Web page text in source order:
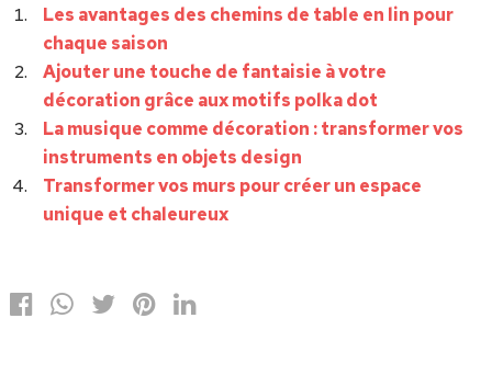
Les avantages des chemins de table en lin pour
chaque saison
Ajouter une touche de fantaisie à votre
décoration grâce aux motifs polka dot
La musique comme décoration : transformer vos
instruments en objets design
Transformer vos murs pour créer un espace
unique et chaleureux